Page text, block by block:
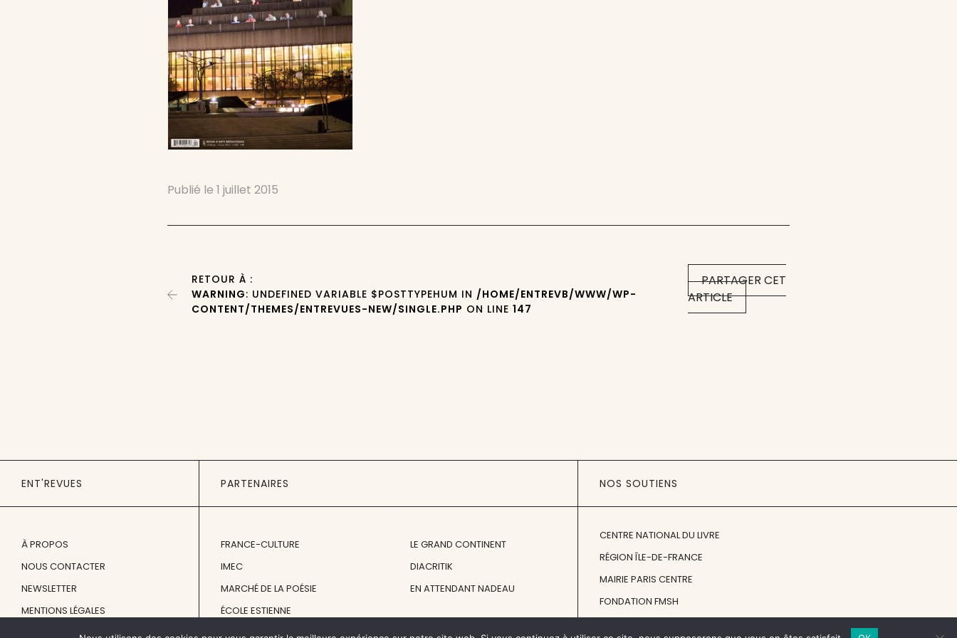
Publié le1 juillet 2015
PARTAGER CET
ARTICLE
RETOUR À :
WARNING: UNDEFINED VARIABLE $POSTTYPEHUM IN /HOME/ENTREVB/WWW/WP-
CONTENT/THEMES/ENTREVUES-NEW/SINGLE.PHP ON LINE147
ENT'REVUES
À PROPOS
NOUS CONTACTER
NEWSLETTER
MENTIONS LÉGALES
PARTENAIRES
FRANCE-CULTURE
IMEC
MARCHÉ DE LA POÉSIE
ÉCOLE ESTIENNE
LE GRAND CONTINENT
DIACRITIK
EN ATTENDANT NADEAU
NOS SOUTIENS
CENTRE NATIONAL DU LIVRE
RÉGION ÎLE-DE-FRANCE
MAIRIE PARIS CENTRE
FONDATION FMSH